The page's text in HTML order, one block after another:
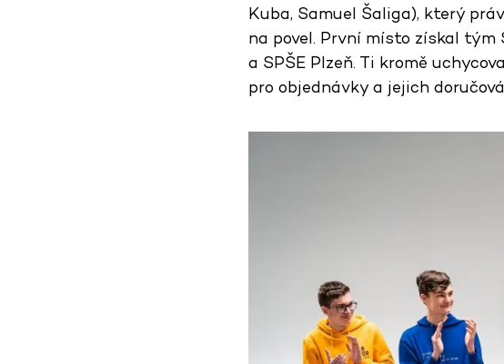
Kuba, Samuel Šaliga), který
na povel. První místo získal tým
a SPŠE Plzeň. Ti kromě
pro objednávky a jejich